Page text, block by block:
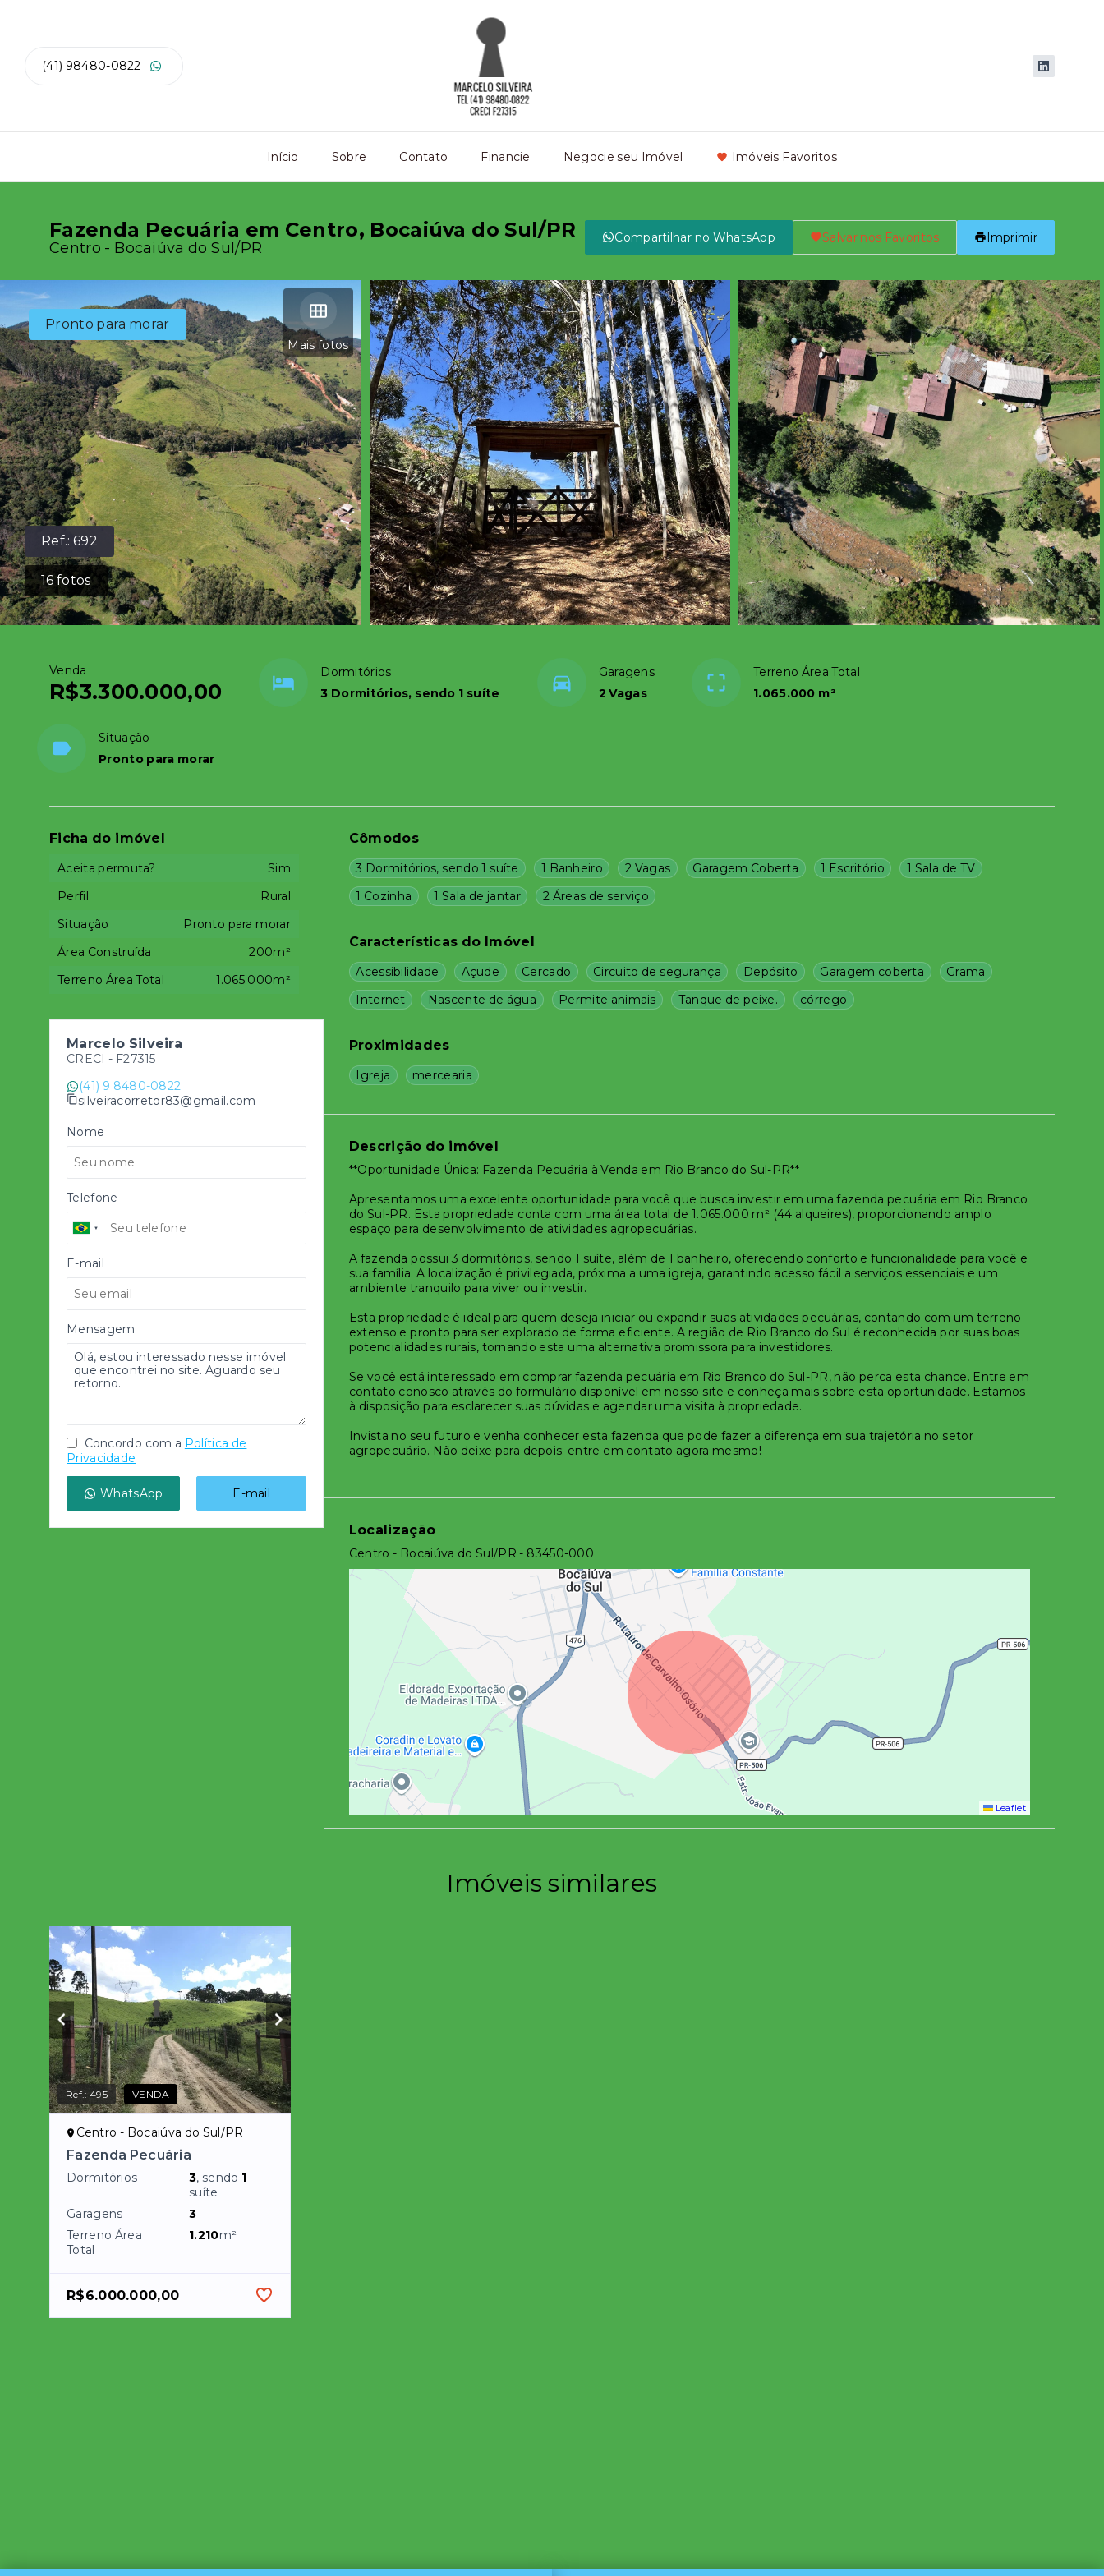
(41) 98480-0822
Início Sobre Contato Financie Negocie seu Imóvel Imóveis Favoritos
Fazenda Pecuária em Centro, Bocaiúva do Sul/PR
Centro - Bocaiúva do Sul/PR
Compartilhar no WhatsApp Salvar nos Favoritos Imprimir
Ref.:692
16 fotos
Mais fotos
Pronto para morar
Venda
R$3.300.000,00
Dormitórios
3 Dormitórios, sendo 1 suíte
Garagens
2 Vagas
Terreno Área Total
1.065.000 m²
Situação
Pronto para morar
Cômodos
3 Dormitórios, sendo 1 suíte 1 Banheiro 2 Vagas Garagem Coberta 1 Escritório
1 Sala de TV
1 Cozinha
1 Sala de jantar 2 Áreas de serviço
Características do Imóvel
Acessibilidade Açude Cercado Circuito de segurança Depósito Garagem coberta
Grama
Internet
Nascente de água Permite animais Tanque de peixe. córrego
Proximidades
Igreja mercearia
Descrição do imóvel
**Oportunidade Única: Fazenda Pecuária à Venda em Rio Branco do Sul-PR**
Apresentamos uma excelente oportunidade para você que busca investir em uma fazenda pecuária em Rio Branco
do Sul-PR. Esta propriedade conta com uma área total de 1.065.000 m² (44 alqueires), proporcionando amplo
espaço para desenvolvimento de atividades agropecuárias.
A fazenda possui 3 dormitórios, sendo 1 suíte, além de 1 banheiro, oferecendo conforto e funcionalidade para você e
sua família. A localização é privilegiada, próxima a uma igreja, garantindo acesso fácil a serviços essenciais e um
ambiente tranquilo para viver ou investir.
Esta propriedade é ideal para quem deseja iniciar ou expandir suas atividades pecuárias, contando com um terreno
extenso e pronto para ser explorado de forma eficiente. A região de Rio Branco do Sul é reconhecida por suas boas
potencialidades rurais, tornando esta uma alternativa promissora para investidores.
Se você está interessado em comprar fazenda pecuária em Rio Branco do Sul-PR, não perca esta chance. Entre em
contato conosco através do formulário disponível em nosso site e conheça mais sobre esta oportunidade. Estamos
à disposição para esclarecer suas dúvidas e agendar uma visita à propriedade.
Invista no seu futuro e venha conhecer esta fazenda que pode fazer a diferença em sua trajetória no setor
agropecuário. Não deixe para depois; entre em contato agora mesmo!
Localização
Centro - Bocaiúva do Sul/PR - 83450-000
Leaflet
Ficha do imóvel
Aceita permuta?
Sim
Perfil
Rural
Situação
Pronto para morar
Área Construída
200m²
Terreno Área Total
1.065.000m²
Marcelo Silveira
CRECI - F27315
(41) 9 8480-0822
silveiracorretor83@gmail.com
Nome
Telefone
E-mail
Mensagem
Concordo com a Política de
Privacidade
WhatsApp E-mail
Imóveis similares
Ref.:495 VENDA
Centro - Bocaiúva do Sul/PR
Fazenda Pecuária
Dormitórios 3, sendo 1
suíte
Garagens
3
Terreno Área
Total
1.210m²
R$6.000.000,00